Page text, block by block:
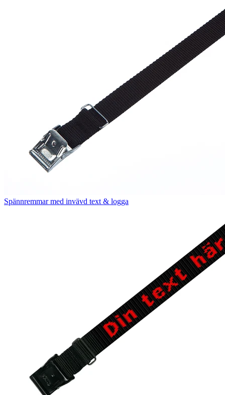
Spännremmar med invävd text & logga